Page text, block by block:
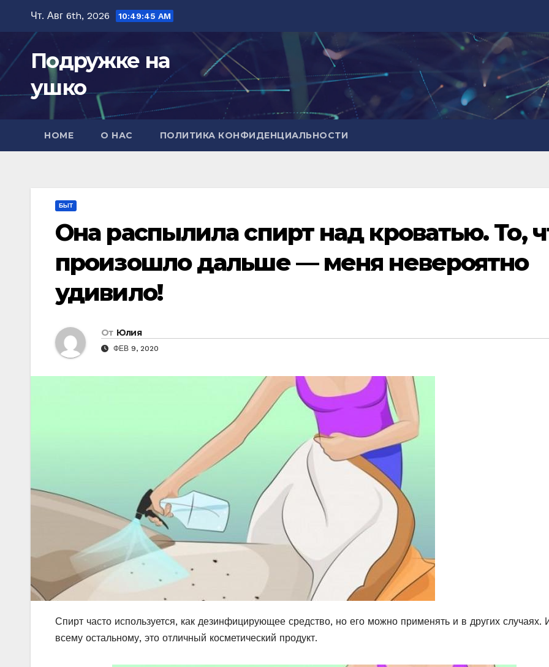
содержимому
Чт. Авг 6th, 2026 10:49:47 AM
Подружке на
ушко
HOME О НАС ПОЛИТИКА КОНФИДЕНЦИАЛЬНОСТИ
БЫТ
Она распылила спирт над кроватью. То,
произошло дальше — меня невероятно
удивило!
От Юлия
ФЕВ 9, 2020
Спирт часто используется, как дезинфицирующее средство, но его можно применять и в других случаях.
всему остальному, это отличный косметический продукт.